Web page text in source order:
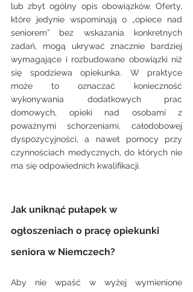
lub zbyt ogólny opis obowiązków. Oferty,
które jedynie wspominają o „opiece nad
seniorem” bez wskazania konkretnych
zadań, mogą ukrywać znacznie bardziej
wymagające i rozbudowane obowiązki niż
się spodziewa opiekunka. W praktyce
może to oznaczać konieczność
wykonywania dodatkowych prac
domowych, opieki nad osobami z
poważnymi schorzeniami, całodobowej
dyspozycyjności, a nawet pomocy przy
czynnościach medycznych, do których nie
ma się odpowiednich kwalifikacji.
Jak uniknąć pułapek w
ogłoszeniach o pracę opiekunki
seniora w Niemczech?
Aby nie wpaść w wyżej wymienione